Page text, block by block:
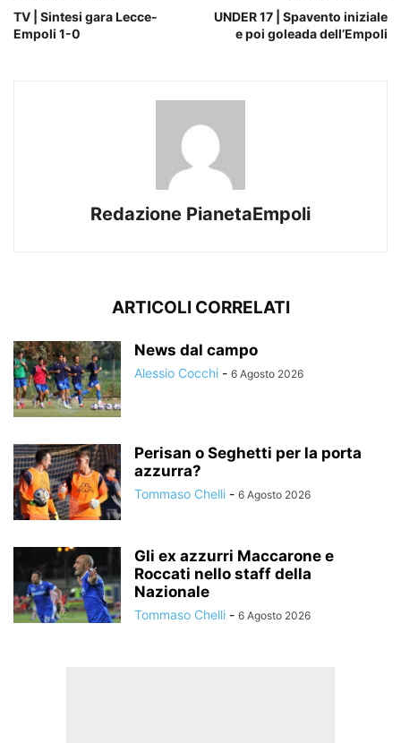
TV | Sintesi gara Lecce-
Empoli 1-0
UNDER 17 | Spavento iniziale
e poi goleada dell’Empoli
Redazione PianetaEmpoli
ARTICOLI CORRELATI
News dal campo
Alessio Cocchi - 6 Agosto 2026
Perisan o Seghetti per la porta
azzurra?
Tommaso Chelli - 6 Agosto 2026
Gli ex azzurri Maccarone e
Roccati nello staff della
Nazionale
Tommaso Chelli - 6 Agosto 2026